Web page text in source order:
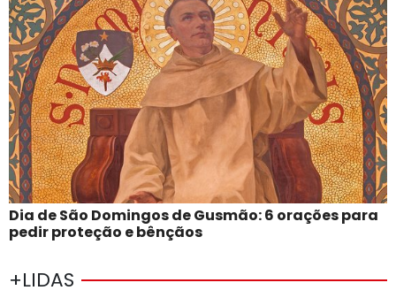
Dia de São Domingos de Gusmão: 6 orações para
pedir proteção e bênçãos
+LIDAS